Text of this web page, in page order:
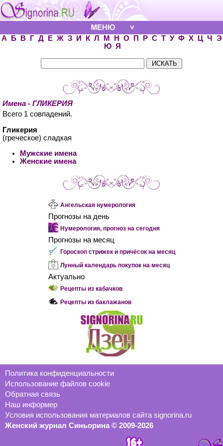
А Б В Г Д Е Ж З И К Л М Н О П Р С Т У Ф Х Ц Ч
Э
Ю Я
Имена - ГЛИКЕРИЯ
Всего 1 совпадений.
Гликерия
(греческое) сладкая
Мужские имена
Женские имена
Ангельская нумерология
Прогнозы на день
Нумерология, прогноз на сегодня
Прогнозы на месяц
Гороскоп стрижек и причёсок на месяц
Лунный календарь покупок на месяц
Актуально
Рецепты из кабачков
Рецепты из баклажанов
Политика конфиденциальности
Использование файлов cookie
Обратная связь
Наш информер
Условия использования материалов сайта signorina.ru
Женский журнал Синьорина © 2009-2026